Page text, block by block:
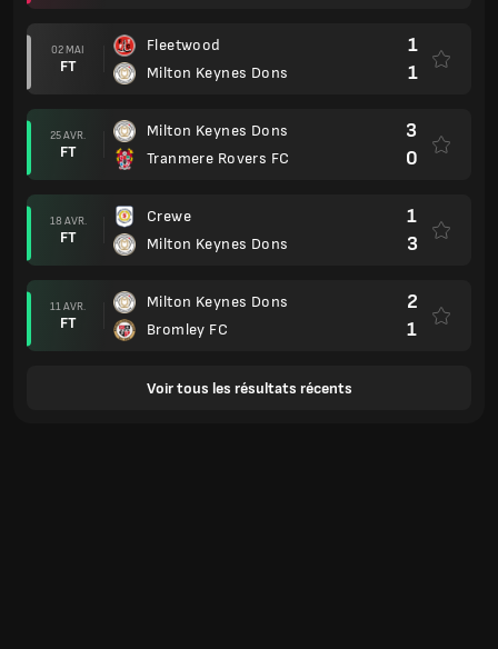
02 MAI
FT
Fleetwood
Milton Keynes Dons
1
1
25 AVR.
FT
Milton Keynes Dons
Tranmere Rovers FC
3
0
18 AVR.
FT
Crewe
Milton Keynes Dons
1
3
11 AVR.
FT
Milton Keynes Dons
Bromley FC
2
1
Voir tous les résultats récents